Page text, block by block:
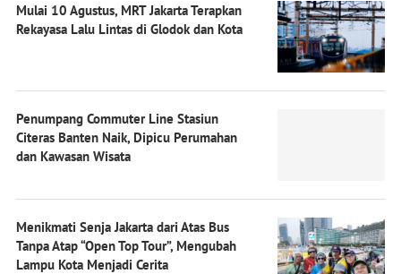
Mulai 10 Agustus, MRT Jakarta Terapkan
Rekayasa Lalu Lintas di Glodok dan Kota
Penumpang Commuter Line Stasiun
Citeras Banten Naik, Dipicu Perumahan
dan Kawasan Wisata
Menikmati Senja Jakarta dari Atas Bus
Tanpa Atap “Open Top Tour”, Mengubah
Lampu Kota Menjadi Cerita